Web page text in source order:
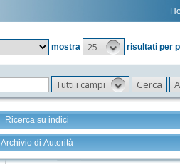
mostra
25 risultati per
Tutti i campi
Ricerca su indici
Archivio di Autorità
Tutto +